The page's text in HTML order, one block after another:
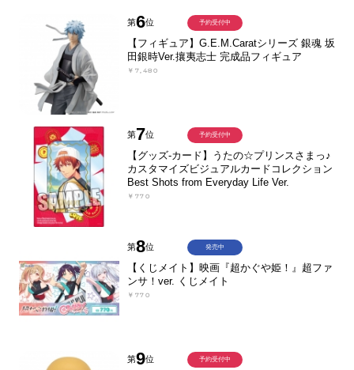
第6位
【フィギュア】G.E.M.Caratシリーズ 銀魂 坂
田銀時Ver.攘夷志士 完成品フィギュア
￥7,480
予約受付中
第7位
【グッズ-カード】うたの☆プリンスさまっ♪
カスタマイズビジュアルカードコレクション
Best Shots from Everyday Life Ver.
￥770
予約受付中
第8位
【くじメイト】映画『超かぐや姫！』超ファ
ンサ！ver. くじメイト
￥770
発売中
第9位 予約受付中